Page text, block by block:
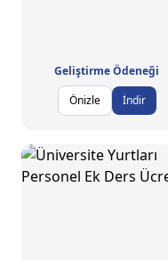
Geliştirme Ödeneği
Önizle
İndir